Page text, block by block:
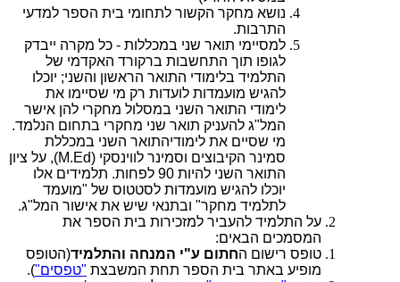
נושא מחקר הקשור לתחומי בית הספר למדעי
התרבות.
למסיימי תואר שני במכללות - כל מקרה ייבדק
לגופו תוך התחשבות ברקורד האקדמי של
התלמיד בלימודי התואר הראשון והשני; יוכלו
להגיש מועמדות לועדות רק מי שסיימו את
לימודי התואר השני במסלול מחקרי להן אישר
המל"ג להעניק תואר שני מחקרי בתחום הנלמד.
מי שסיים את לימודיהתואר השני במכללת
סמינר הקיבוצים וסמינר לווינסקי (M.Ed), על ציון
התואר השני להיות 90 לפחות. תלמידים אלו
יוכלו להגיש מועמדות לסטטוס של "מועמד
לתלמיד מחקר" ובתנאי שיש את אישור המל"ג.
על התלמיד להעביר למזכירות בית הספר את
המסמכים הבאים:
טופס רישום החתום ע"י המנחה והתלמיד(הטופס
מופיע באתר בית הספר תחת המשבצת "טפסים").